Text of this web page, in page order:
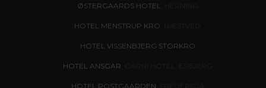
ØSTERGAARDS HOTEL, HERNING
HOTEL MENSTRUP KRO
HOTEL VISSENBJERG STORKRO
HOTEL ANSGAR
HOTEL POSTGAARDEN